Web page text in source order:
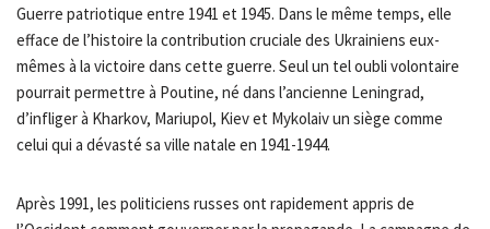
Guerre patriotique entre 1941 et 1945. Dans le même temps, elle
efface de l’histoire la contribution cruciale des Ukrainiens eux-
mêmes à la victoire dans cette guerre. Seul un tel oubli volontaire
pourrait permettre à Poutine, né dans l’ancienne Leningrad,
d’infliger à Kharkov, Mariupol, Kiev et Mykolaiv un siège comme
celui qui a dévasté sa ville natale en 1941-1944.
Après 1991, les politiciens russes ont rapidement appris de